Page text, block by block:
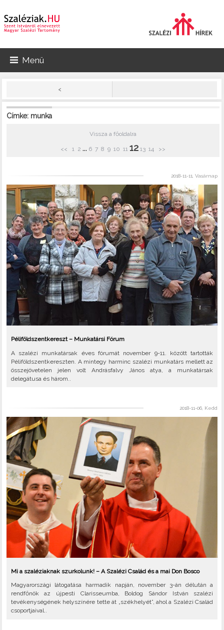
Menü
<
Címke: munka
Vissza a főoldalra
<< 1 2 ... 6 7 8 9 10 11 12 13 14 >>
2018-11-11, Vasárnap
Péliföldszentkereszt – Munkatársi Fórum
A szalézi munkatársak éves fórumát november 9-11. között tartották
Péliföldszentkereszten. A mintegy harminc szalézi munkatárs mellett az
összejövetelen jelen volt Andrásfalvy János atya, a munkatársak
delegátusa és három..
2018-11-06, Kedd
Mi a szaléziaknak szurkolunk! – A Szalézi Család és a mai Don Bosco
Magyarországi látogatása harmadik napján, november 3-án délután a
rendfőnök az újpesti Clarisseumba, Boldog Sándor István szalézi
tevékenységének helyszínére tette át „székhelyét”, ahol a Szalézi Család
csoportjaival..